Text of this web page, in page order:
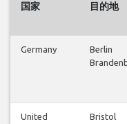
国家 目的地
Germany
Berlin
United
Bristol